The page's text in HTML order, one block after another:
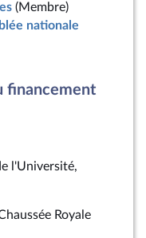
(Membre)
nationale
financement
l'Université,
Royale